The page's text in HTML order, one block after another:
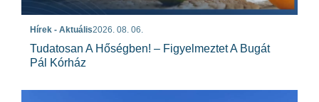
Hírek - Aktuális2026. 08. 06.
Tudatosan A Hőségben! – Figyelmeztet A Bugát
Pál Kórház